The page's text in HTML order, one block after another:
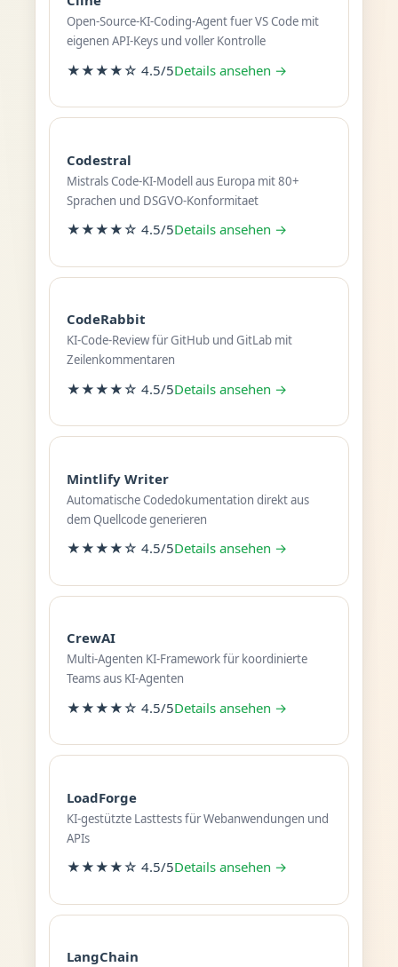
Open-Source-KI-Coding-Agent fuer VS Code mit
eigenen API-Keys und voller Kontrolle
★★★★☆ 4.5/5Details ansehen →
Codestral
Mistrals Code-KI-Modell aus Europa mit 80+
Sprachen und DSGVO-Konformitaet
★★★★☆ 4.5/5Details ansehen →
CodeRabbit
KI-Code-Review für GitHub und GitLab mit
Zeilenkommentaren
★★★★☆ 4.5/5Details ansehen →
Mintlify Writer
Automatische Codedokumentation direkt aus
dem Quellcode generieren
★★★★☆ 4.5/5Details ansehen →
CrewAI
Multi-Agenten KI-Framework für koordinierte
Teams aus KI-Agenten
★★★★☆ 4.5/5Details ansehen →
LoadForge
KI-gestützte Lasttests für Webanwendungen und
APIs
★★★★☆ 4.5/5Details ansehen →
LangChain